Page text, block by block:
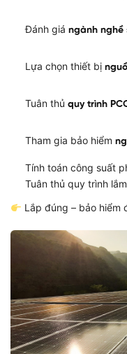
Đánh giá ngành nghề
Lựa chọn thiết bị
Tuân thủ quy trình
Tham gia bảo hiểm
Tính toán công suất
Tuân thủ quy trình
Lắp đúng – bảo hiểm